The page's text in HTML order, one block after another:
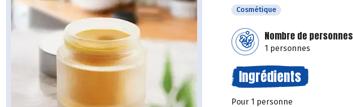
Cosmétique
Nombre de personnes
1 personnes
Ingrédients
Pour 1 personne